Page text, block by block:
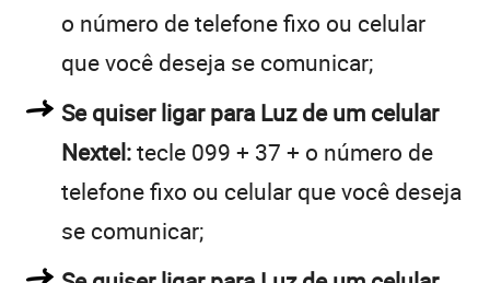
o número de telefone fixo ou celular
que você deseja se comunicar;
Se quiser ligar para Luz de um celular
Nextel:tecle 099 + 37 + o número de
telefone fixo ou celular que você deseja
se comunicar;